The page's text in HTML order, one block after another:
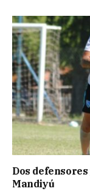
Dos
Mandiyú